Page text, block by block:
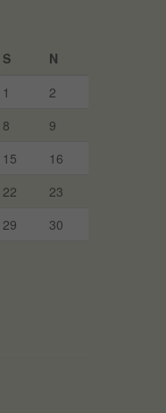
S
N
1
2
8
9
15
16
22
23
29
30